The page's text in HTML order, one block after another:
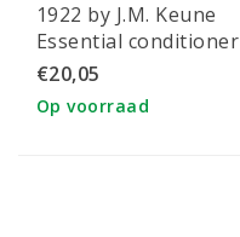
1922 by J.M. Keune
Essential conditioner
€20,05
Op voorraad